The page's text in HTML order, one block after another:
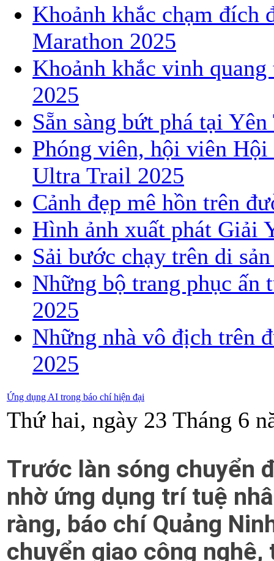
Khoảnh khắc chạm đích
Marathon 2025
Khoảnh khắc vinh
2025
Sẵn sàng bứt phá tại
Phóng viên, hội viên
Ultra Trail 2025
Cảnh đẹp mê hồn trên
Hình ảnh xuất phát Giải
Sải bước chạy trên di
Những bộ trang phục
2025
Những nhà vô địch trên
2025
Ứng dụng AI trong báo chí hiện đại
Thứ hai, ngày 23 Tháng 6
Trước làn sóng chuyển
nhờ ứng dụng trí tuệ
ràng, báo chí Quảng
chuyển giao công